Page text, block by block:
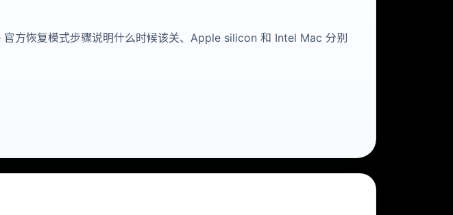
方恢复模式步骤说明什么时候该关、Apple silicon 和 Intel Mac 分别